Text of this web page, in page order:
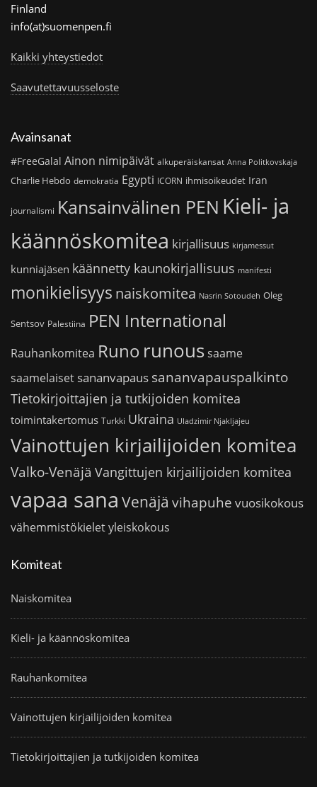
Finland
info(at)suomenpen.fi
Kaikki yhteystiedot
Saavutettavuusseloste
Avainsanat
#FreeGalal Ainon nimipäivät alkuperäiskansat Anna Politkovskaja
Charlie Hebdo demokratia Egypti ICORN ihmisoikeudet Iran
journalismi Kansainvälinen PEN Kieli- ja
käännöskomitea kirjallisuus kirjamessut
kunniajäsen käännetty kaunokirjallisuus manifesti
monikielisyys naiskomitea Nasrin Sotoudeh Oleg
Sentsov Palestiina PEN International
Rauhankomitea Runo runoussaame
saamelaiset sananvapaus sananvapauspalkinto
Tietokirjoittajien ja tutkijoiden komitea
toimintakertomus Turkki Ukraina Uladzimir Njakljajeu
Vainottujen kirjailijoiden komitea
Valko-Venäjä Vangittujen kirjailijoiden komitea
vapaa sana Venäjä vihapuhe vuosikokous
vähemmistökieletyleiskokous
Komiteat
Naiskomitea
Kieli- ja käännöskomitea
Rauhankomitea
Vainottujen kirjailijoiden komitea
Tietokirjoittajien ja tutkijoiden komitea